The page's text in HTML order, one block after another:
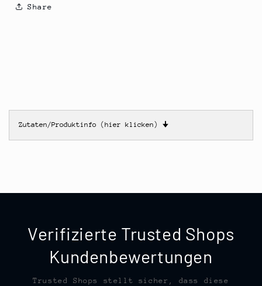
Share
Zutaten/Produktinfo (hier klicken) 🠋
Verifizierte Trusted Shops
Kundenbewertungen
Trusted Shops stellt sicher, dass diese